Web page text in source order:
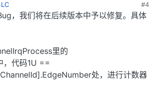
LC #4
，我们将在后续版本中予以修复。具体
里的
代码1U ==
处，进行计数器